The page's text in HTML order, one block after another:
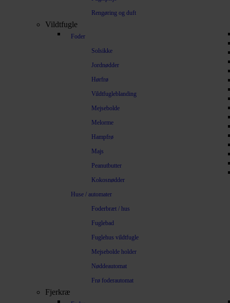
Rengøring og duft
Vildtfugle
Foder
Solsikke
Jordnødder
Hørfrø
Vildtfugleblanding
Mejsebolde
Melorme
Hampfrø
Majs
Peanutbutter
Kokosnødder
Huse / automater
Foderbræt / hus
Fuglebad
Fuglehus vildtfugle
Mejsebolde holder
Nøddeautomat
Frø foderautomat
Fjerkræ